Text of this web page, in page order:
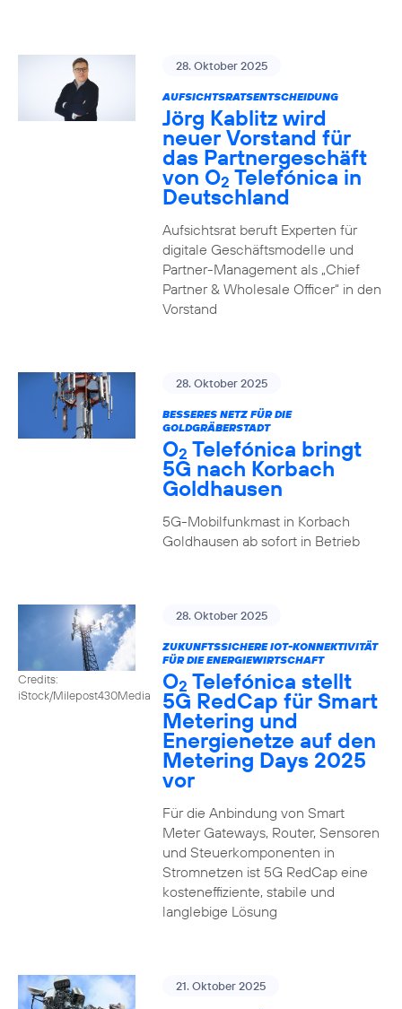
28. Oktober 2025
AUFSICHTSRATSENTSCHEIDUNG
Jörg Kablitz wird
neuer Vorstand für
das Partnergeschäft
von O2 Telefónica in
Deutschland
Aufsichtsrat beruft Experten für
digitale Geschäftsmodelle und
Partner-Management als „Chief
Partner & Wholesale Officer“ in den
Vorstand
28. Oktober 2025
BESSERES NETZ FÜR DIE
GOLDGRÄBERSTADT
O2 Telefónica bringt
5G nach Korbach
Goldhausen
5G-Mobilfunkmast in Korbach
Goldhausen ab sofort in Betrieb
Credits:
iStock/Milepost430Media
28. Oktober 2025
ZUKUNFTSSICHERE IOT-KONNEKTIVITÄT
FÜR DIE ENERGIEWIRTSCHAFT
O2 Telefónica stellt
5G RedCap für Smart
Metering und
Energienetze auf den
Metering Days 2025
vor
Für die Anbindung von Smart
Meter Gateways, Router, Sensoren
und Steuerkomponenten in
Stromnetzen ist 5G RedCap eine
kosteneffiziente, stabile und
langlebige Lösung
21. Oktober 2025